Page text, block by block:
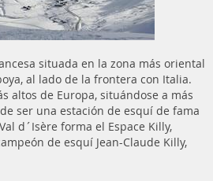
situada en la zona más oriental
al lado de la frontera con Italia.
altos de Europa, situándose a más
ser una estación de esquí de fama
d´Isère forma el Espace Killy,
de esquí Jean-Claude Killy,